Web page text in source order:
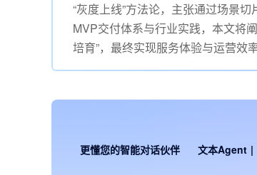
“灰度上线”方法论，主张通过场景
MVP交付体系与行业实践，本文将
培育”，最终实现服务体验与运营效
更懂您的智能对话伙伴 文本Agent |